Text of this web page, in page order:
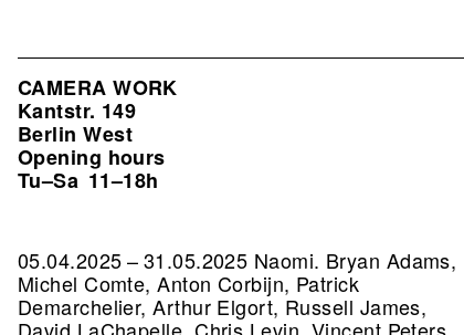
CAMERA WORK
Kantstr. 149
Berlin West
Opening hours
Tu–Sa 11–18h
05.04.2025 – 31.05.2025 Naomi. Bryan Adams,
Michel Comte, Anton Corbijn, Patrick
Demarchelier, Arthur Elgort, Russell James,